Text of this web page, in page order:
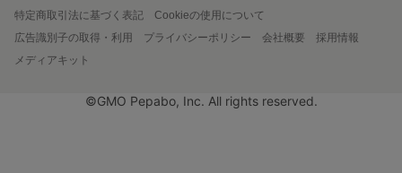
特定商取引法に基づく表記
Cookieの使用について
広告識別子の取得・利用
プライバシーポリシー 会社概要
採用情報
メディアキット
©GMO Pepabo, Inc. All rights reserved.